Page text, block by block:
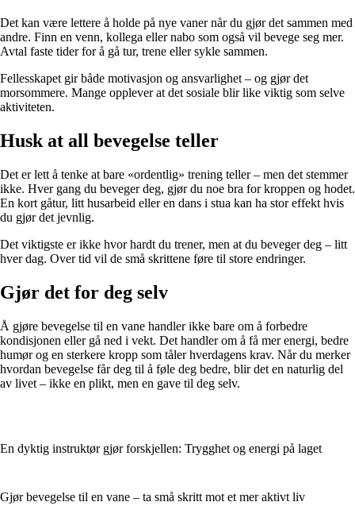
Det kan være lettere å holde på nye vaner når du gjør det sammen med
andre. Finn en venn, kollega eller nabo som også vil bevege seg mer.
Avtal faste tider for å gå tur, trene eller sykle sammen.
Fellesskapet gir både motivasjon og ansvarlighet – og gjør det
morsommere. Mange opplever at det sosiale blir like viktig som selve
aktiviteten.
Husk at all bevegelse teller
Det er lett å tenke at bare «ordentlig» trening teller – men det stemmer
ikke. Hver gang du beveger deg, gjør du noe bra for kroppen og hodet.
En kort gåtur, litt husarbeid eller en dans i stua kan ha stor effekt hvis
du gjør det jevnlig.
Det viktigste er ikke hvor hardt du trener, men at du beveger deg – litt
hver dag. Over tid vil de små skrittene føre til store endringer.
Gjør det for deg selv
Å gjøre bevegelse til en vane handler ikke bare om å forbedre
kondisjonen eller gå ned i vekt. Det handler om å få mer energi, bedre
humør og en sterkere kropp som tåler hverdagens krav. Når du merker
hvordan bevegelse får deg til å føle deg bedre, blir det en naturlig del
av livet – ikke en plikt, men en gave til deg selv.
En dyktig instruktør gjør forskjellen: Trygghet og energi på laget
Gjør bevegelse til en vane – ta små skritt mot et mer aktivt liv